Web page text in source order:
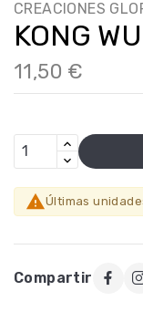
CREACIONES
KONG
11,50 €
Últimas
Compartir